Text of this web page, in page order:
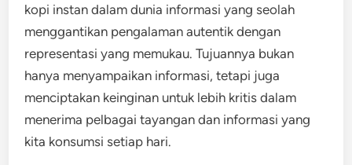
kopi instan dalam dunia informasi yang seolah
menggantikan pengalaman autentik dengan
representasi yang memukau. Tujuannya bukan
hanya menyampaikan informasi, tetapi juga
menciptakan keinginan untuk lebih kritis dalam
menerima pelbagai tayangan dan informasi yang
kita konsumsi setiap hari.